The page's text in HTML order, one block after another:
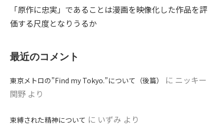
「原作に忠実」であることは漫画を映像化した作品を評
価する尺度となりうるか
最近のコメント
東京メトロの”Find my Tokyo.”について（後篇） に ニッキー
関野 より
束縛された精神について に いずみ より